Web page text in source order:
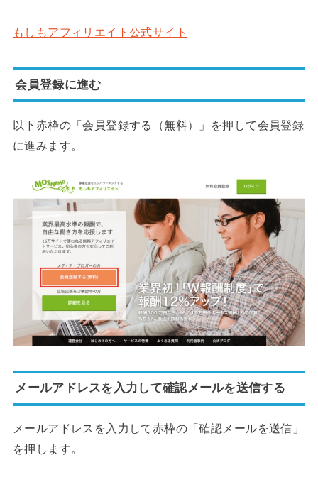
もしもアフィリエイト公式サイト
会員登録に進む
以下赤枠の「会員登録する（無料）」を押して会員登録
に進みます。
メールアドレスを入力して確認メールを送信する
メールアドレスを入力して赤枠の「確認メールを送信」
を押します。